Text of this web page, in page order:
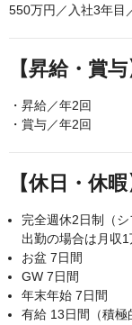
550万円／入社3年目
【昇給・賞与
・昇給／年2回
・賞与／年2回
【休日・休暇
完全週休2日制（
出勤の場合は月収1
お盆 7日間
GW 7日間
年末年始 7日間
有給 13日間（積極